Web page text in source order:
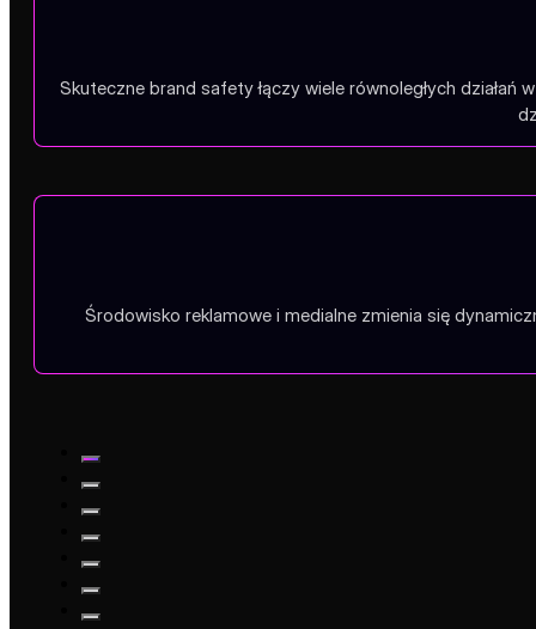
Skuteczne brand safety łączy wiele równoległych
Środowisko reklamowe i medialne zmienia się